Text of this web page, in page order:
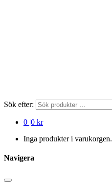
Sök efter:
0 |0 kr
Inga produkter i varukorgen.
Navigera